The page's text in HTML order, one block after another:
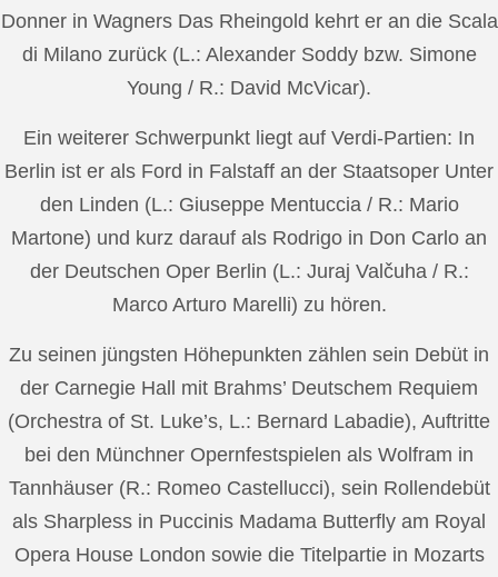
Donner in Wagners Das Rheingold kehrt er an die Scala
di Milano zurück (L.: Alexander Soddy bzw. Simone
Young / R.: David McVicar).
Ein weiterer Schwerpunkt liegt auf Verdi-Partien: In
Berlin ist er als Ford in Falstaff an der Staatsoper Unter
den Linden (L.: Giuseppe Mentuccia / R.: Mario
Martone) und kurz darauf als Rodrigo in Don Carlo an
der Deutschen Oper Berlin (L.: Juraj Valčuha / R.:
Marco Arturo Marelli) zu hören.
Zu seinen jüngsten Höhepunkten zählen sein Debüt in
der Carnegie Hall mit Brahms’ Deutschem Requiem
(Orchestra of St. Luke’s, L.: Bernard Labadie), Auftritte
bei den Münchner Opernfestspielen als Wolfram in
Tannhäuser (R.: Romeo Castellucci), sein Rollendebüt
als Sharpless in Puccinis Madama Butterfly am Royal
Opera House London sowie die Titelpartie in Mozarts